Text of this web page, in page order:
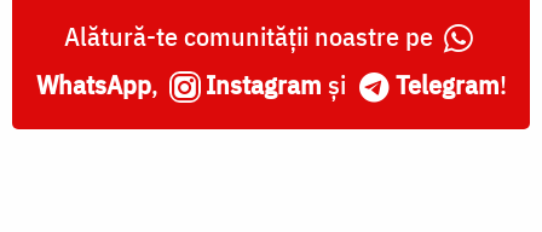
Alătură-te comunității noastre pe
WhatsApp, Instagram și Telegram!